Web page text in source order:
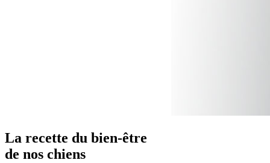
La recette du bien-être
de nos chiens